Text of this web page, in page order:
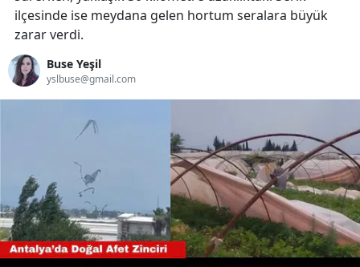
ilçesinde ise meydana gelen hortum seralara büyük
zarar verdi.
Buse Yeşil
yslbuse@gmail.com